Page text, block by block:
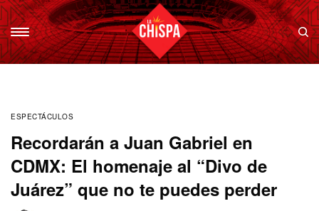
ESPECTÁCULOS
Recordarán a Juan Gabriel en
CDMX: El homenaje al “Divo de
Juárez” que no te puedes perder